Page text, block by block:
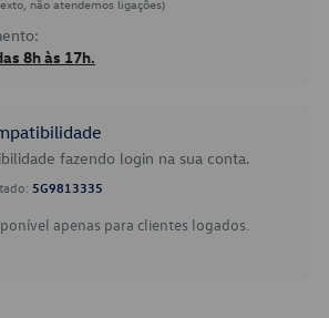
não atendemos ligações)
8h às 17h.
fazendo login na sua conta.
5G9813335
apenas para clientes logados.